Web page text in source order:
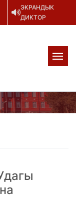
ЭКРАНДЫК
ДИКТОР